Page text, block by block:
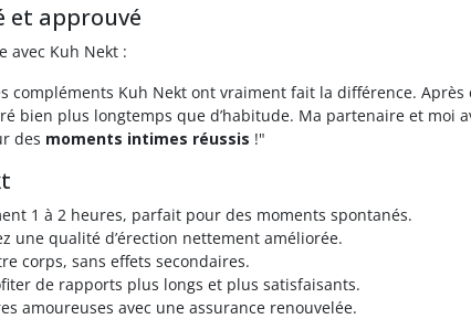
et approuvé
avec Kuh Nekt :
compléments Kuh Nekt ont vraiment fait la différence.
bien plus longtemps que d’habitude. Ma partenaire et moi
des moments intimes réussis !"
1 à 2 heures, parfait pour des moments spontanés.
une qualité d’érection nettement améliorée.
corps, sans effets secondaires.
de rapports plus longs et plus satisfaisants.
amoureuses avec une assurance renouvelée.